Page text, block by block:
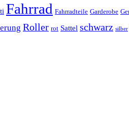
Fahrrad Fahrradteile Garderobe
Roller rot Sattel schwarz silber